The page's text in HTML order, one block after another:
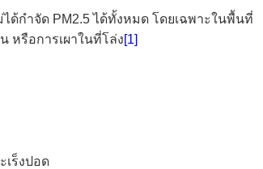
ด้กำจัด PM2.5 ได้ทั้งหมด โดยเฉพาะในพื้นที่
หรือการเผาในที่โล่ง[1]
เร็งปอด